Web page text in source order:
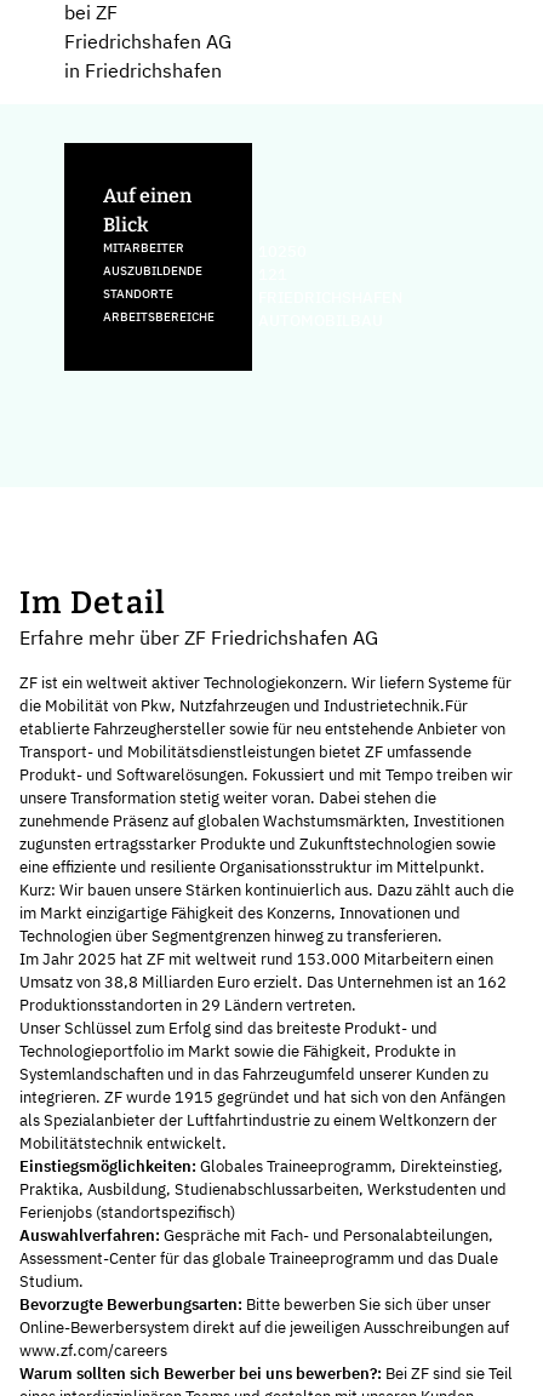
bei ZF
Friedrichshafen AG
in Friedrichshafen
Auf einen
Blick
MITARBEITER
AUSZUBILDENDE
STANDORTE
ARBEITSBEREICHE
Im Detail
Erfahre mehr über ZF Friedrichshafen AG
ZF ist ein weltweit aktiver Technologiekonzern. Wir liefern Systeme für
die Mobilität von Pkw, Nutzfahrzeugen und Industrietechnik.Für
etablierte Fahrzeughersteller sowie für neu entstehende Anbieter von
Transport- und Mobilitätsdienstleistungen bietet ZF umfassende
Produkt- und Softwarelösungen. Fokussiert und mit Tempo treiben wir
unsere Transformation stetig weiter voran. Dabei stehen die
zunehmende Präsenz auf globalen Wachstumsmärkten, Investitionen
zugunsten ertragsstarker Produkte und Zukunftstechnologien sowie
eine effiziente und resiliente Organisationsstruktur im Mittelpunkt.
Kurz: Wir bauen unsere Stärken kontinuierlich aus. Dazu zählt auch die
im Markt einzigartige Fähigkeit des Konzerns, Innovationen und
Technologien über Segmentgrenzen hinweg zu transferieren.
Im Jahr 2025 hat ZF mit weltweit rund 153.000 Mitarbeitern einen
Umsatz von 38,8 Milliarden Euro erzielt. Das Unternehmen ist an 162
Produktionsstandorten in 29 Ländern vertreten.
Unser Schlüssel zum Erfolg sind das breiteste Produkt- und
Technologieportfolio im Markt sowie die Fähigkeit, Produkte in
Systemlandschaften und in das Fahrzeugumfeld unserer Kunden zu
integrieren. ZF wurde 1915 gegründet und hat sich von den Anfängen
als Spezialanbieter der Luftfahrtindustrie zu einem Weltkonzern der
Mobilitätstechnik entwickelt.
Einstiegsmöglichkeiten: Globales Traineeprogramm, Direkteinstieg,
Praktika, Ausbildung, Studienabschlussarbeiten, Werkstudenten und
Ferienjobs (standortspezifisch)
Auswahlverfahren: Gespräche mit Fach- und Personalabteilungen,
Assessment-Center für das globale Traineeprogramm und das Duale
Studium.
Bevorzugte Bewerbungsarten: Bitte bewerben Sie sich über unser
Online-Bewerbersystem direkt auf die jeweiligen Ausschreibungen auf
www.zf.com/careers
Warum sollten sich Bewerber bei uns bewerben?: Bei ZF sind sie Teil